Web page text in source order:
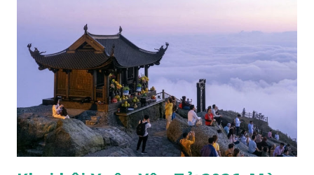
Thăng Long truyền thống gồm La thành (vòng ngoài),
Hoàng thành (khu hành chính – triều đình) và Tử Cấm
thành (khu vực sinh hoạt của vua và hoàng gia). Đoan Môn là
cổng chính vào khu trung tâm. Đoan Môn là một trong
những kiến trúc cổ tiêu biểu còn được gìn giữ của Hoàng
thành Thăng Long, từng là lối vào chính dẫn đến điện Kính
Thiên – trung tâm nghi ...